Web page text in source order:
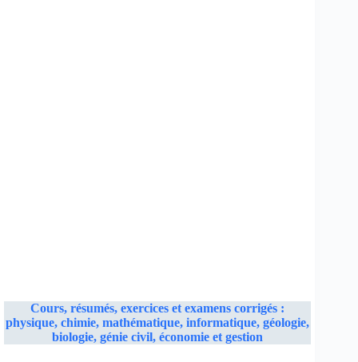
Cours, résumés, exercices et examens corrigés :
physique, chimie, mathématique, informatique, géologie,
biologie, génie civil, économie et gestion